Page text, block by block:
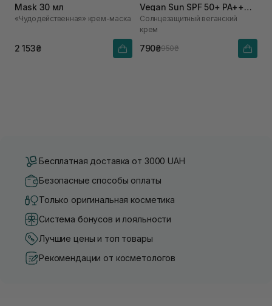
Mask 30 мл
«Чудодейственная» крем-маска
2 153₴
Vegan Sun SPF 50+ PA++++
для чутливої шкіри 50 мл
Солнцезащитный веганский
крем
790₴950₴
Бесплатная доставка от 3000 UAH
Безопасные способы оплаты
Только оригинальная косметика
Система бонусов и лояльности
Лучшие цены и топ товары
Рекомендации от косметологов